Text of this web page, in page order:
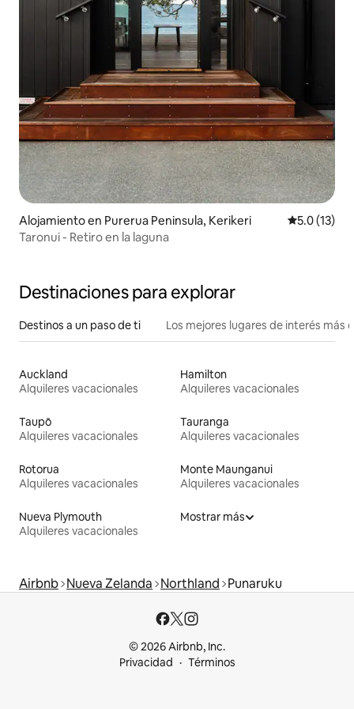
Alojamiento en Purerua Peninsula, Kerikeri Calificación
5.0 (13)
Taronui - Retiro en la laguna
Destinaciones para explorar
Destinos a un paso de ti Los mejores lugares de interés más
Auckland
Alquileres vacacionales
Hamilton
Alquileres vacacionales
Taupō
Alquileres vacacionales
Tauranga
Alquileres vacacionales
Rotorua
Alquileres vacacionales
Monte Maunganui
Alquileres vacacionales
Nueva Plymouth
Alquileres vacacionales
Mostrar más
Airbnb Nueva Zelanda Northland Punaruku
© 2026 Airbnb, Inc.
Privacidad
Términos